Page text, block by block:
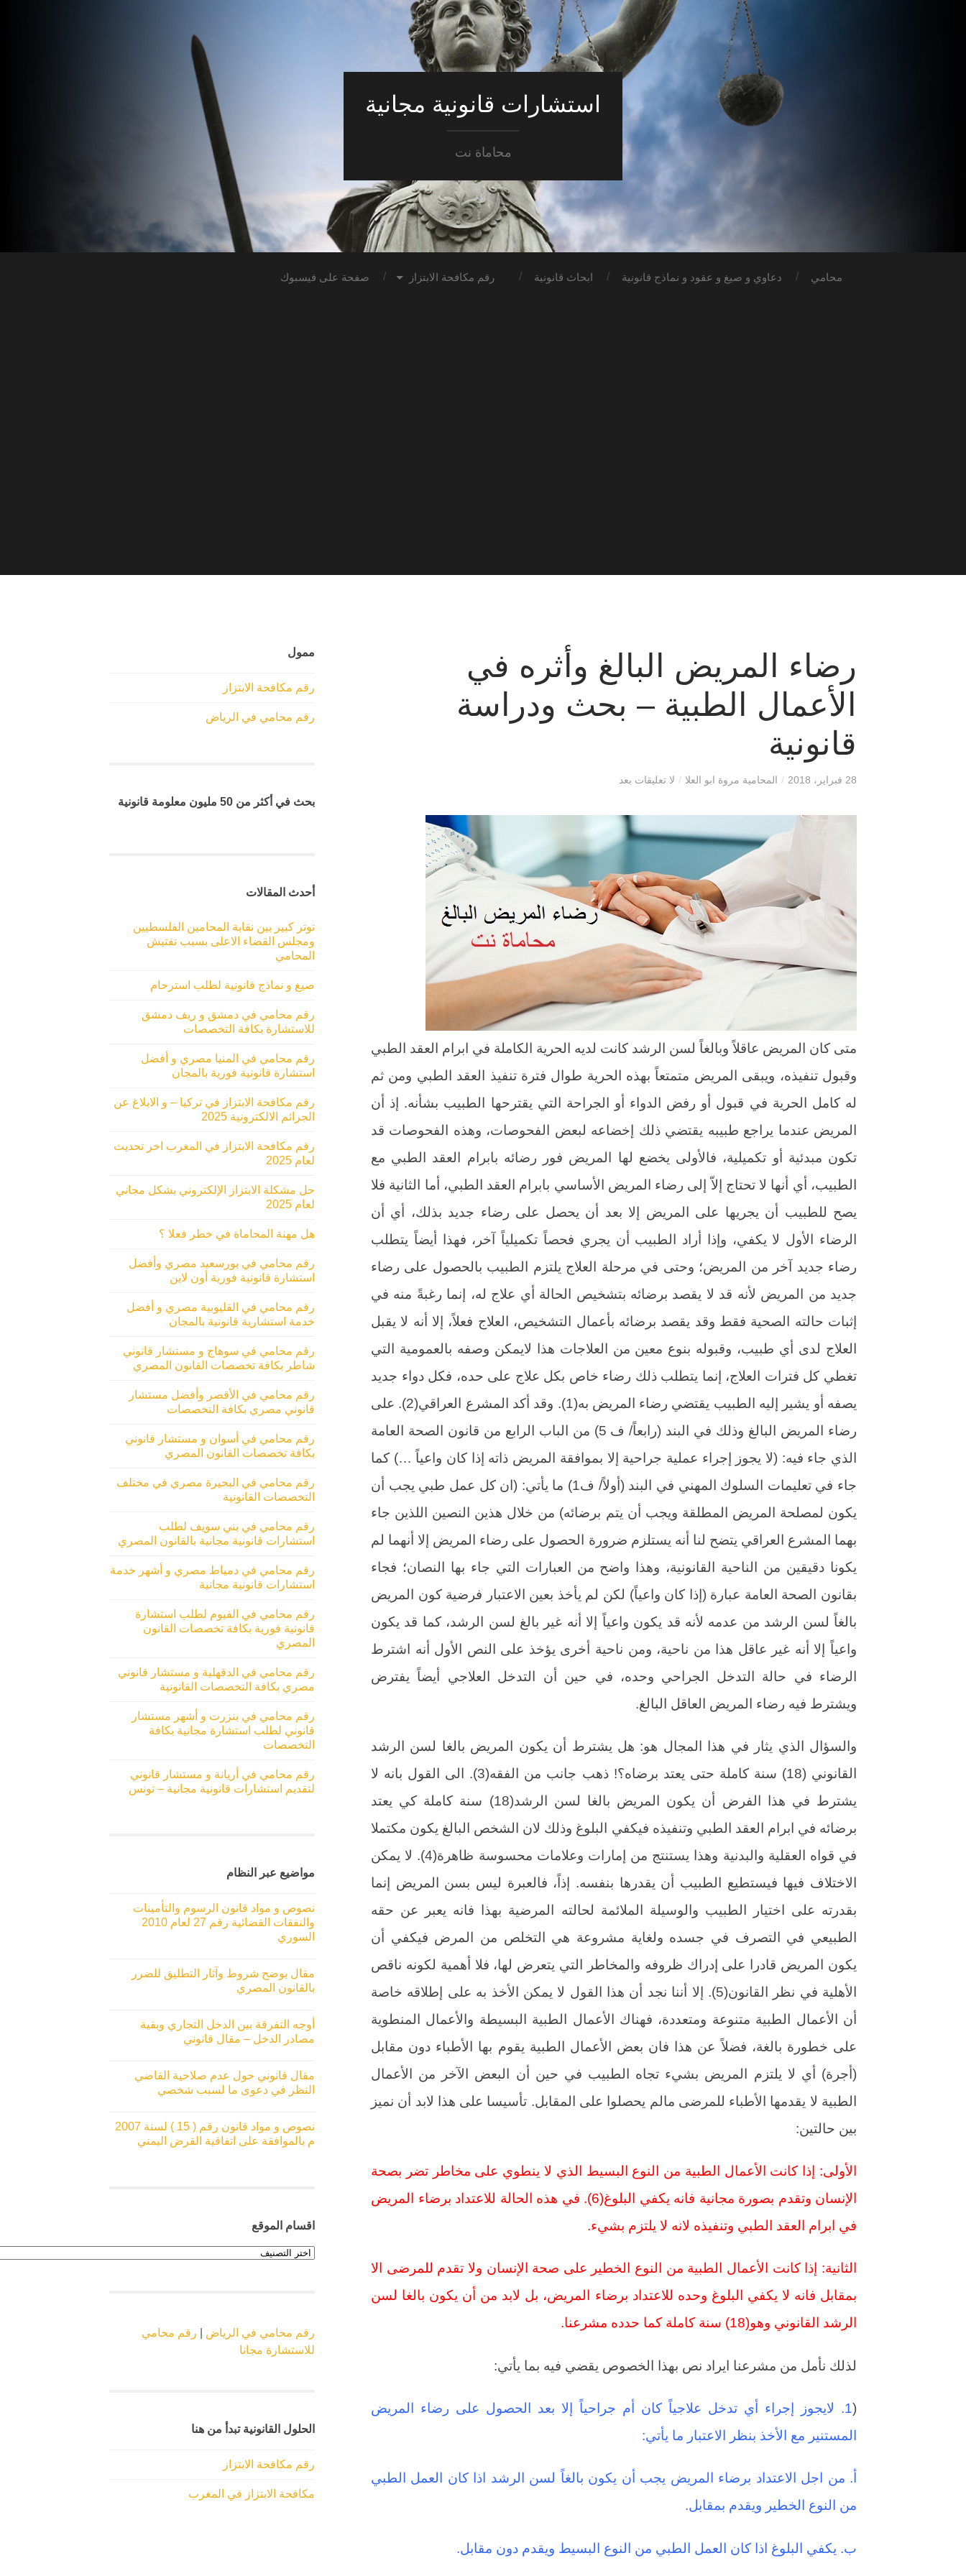
استشارات قانونية مجانية
محاماة نت
محامي دعاوي و صيغ و عقود و نماذج قانونية ابحاث قانونية رقم مكافحة الابتزاز صفحة على فيسبوك
رضاء المريض البالغ وأثره في
الأعمال الطبية – بحث ودراسة
قانونية
28 فبراير، 2018 / المحامية مروة ابو العلا / لا تعليقات بعد
متى كان المريض عاقلاً وبالغاً لسن الرشد كانت لديه الحرية الكاملة في ابرام العقد الطبي
وقبول تنفيذه، ويبقى المريض متمتعاً بهذه الحرية طوال فترة تنفيذ العقد الطبي ومن ثم
له كامل الحرية في قبول أو رفض الدواء أو الجراحة التي يقترحها الطبيب بشأنه. إذ أن
المريض عندما يراجع طبيبه يقتضي ذلك إخضاعه لبعض الفحوصات، وهذه الفحوصات قد
تكون مبدئية أو تكميلية، فالأولى يخضع لها المريض فور رضائه بابرام العقد الطبي مع
الطبيب، أي أنها لا تحتاج إلاّ إلى رضاء المريض الأساسي بابرام العقد الطبي، أما الثانية فلا
يصح للطبيب أن يجريها على المريض إلا بعد أن يحصل على رضاء جديد بذلك، أي أن
الرضاء الأول لا يكفي، وإذا أراد الطبيب أن يجري فحصاً تكميلياً آخر، فهذا أيضاً يتطلب
رضاء جديد آخر من المريض؛ وحتى في مرحلة العلاج يلتزم الطبيب بالحصول على رضاء
جديد من المريض لأنه قد لا يقصد برضائه بتشخيص الحالة أي علاج له، إنما رغبةً منه في
إثبات حالته الصحية فقط وقد يقصد برضائه بأعمال التشخيص، العلاج فعلاً، إلا أنه لا يقبل
العلاج لدى أي طبيب، وقبوله بنوع معين من العلاجات هذا لايمكن وصفه بالعمومية التي
تغطي كل فترات العلاج، إنما يتطلب ذلك رضاء خاص بكل علاج على حده، فكل دواء جديد
يصفه أو يشير إليه الطبيب يقتضي رضاء المريض به(1). وقد أكد المشرع العراقي(2). على
رضاء المريض البالغ وذلك في البند (رابعاً/ ف 5) من الباب الرابع من قانون الصحة العامة
الذي جاء فيه: (لا يجوز إجراء عملية جراحية إلا بموافقة المريض ذاته إذا كان واعياً …) كما
جاء في تعليمات السلوك المهني في البند (أولاً/ ف1) ما يأتي: (ان كل عمل طبي يجب أن
يكون لمصلحة المريض المطلقة ويجب أن يتم برضائه) من خلال هذين النصين اللذين جاء
بهما المشرع العراقي يتضح لنا أنه يستلزم ضرورة الحصول على رضاء المريض إلا أنهما لم
يكونا دقيقين من الناحية القانونية، وهذا واضح من العبارات التي جاء بها النصان؛ فجاء
بقانون الصحة العامة عبارة (إذا كان واعياً) لكن لم يأخذ بعين الاعتبار فرضية كون المريض
بالغاً لسن الرشد من عدمه لأنه قد يكون واعياً إلا أنه غير بالغ لسن الرشد، كما قد يكون
واعياً إلا أنه غير عاقل هذا من ناحية، ومن ناحية أخرى يؤخذ على النص الأول أنه اشترط
الرضاء في حالة التدخل الجراحي وحده، في حين أن التدخل العلاجي أيضاً يفترض
ويشترط فيه رضاء المريض العاقل البالغ.
والسؤال الذي يثار في هذا المجال هو: هل يشترط أن يكون المريض بالغا لسن الرشد
القانوني (18) سنة كاملة حتى يعتد برضاه؟! ذهب جانب من الفقه(3). الى القول بانه لا
يشترط في هذا الفرض أن يكون المريض بالغا لسن الرشد(18) سنة كاملة كي يعتد
برضائه في ابرام العقد الطبي وتنفيذه فيكفي البلوغ وذلك لان الشخص البالغ يكون مكتملا
في قواه العقلية والبدنية وهذا يستنتج من إمارات وعلامات محسوسة ظاهرة(4). لا يمكن
الاختلاف فيها فيستطيع الطبيب أن يقدرها بنفسه. إذاً، فالعبرة ليس بسن المريض إنما
بقدرته على اختيار الطبيب والوسيلة الملائمة لحالته المرضية بهذا فانه يعبر عن حقه
الطبيعي في التصرف في جسده ولغاية مشروعة هي التخلص من المرض فيكفي أن
يكون المريض قادرا على إدراك ظروفه والمخاطر التي يتعرض لها، فلا أهمية لكونه ناقص
الأهلية في نظر القانون(5). إلا أننا نجد أن هذا القول لا يمكن الأخذ به على إطلاقه خاصة
أن الأعمال الطبية متنوعة ومتعددة، فهناك الأعمال الطبية البسيطة والأعمال المنطوية
على خطورة بالغة، فضلاً عن هذا فان بعض الأعمال الطبية يقوم بها الأطباء دون مقابل
(أجرة) أي لا يلتزم المريض بشيء تجاه الطبيب في حين أن البعض الآخر من الأعمال
الطبية لا يقدمها الأطباء للمرضى مالم يحصلوا على المقابل. تأسيسا على هذا لابد أن نميز
بين حالتين:
الأولى: إذا كانت الأعمال الطبية من النوع البسيط الذي لا ينطوي على مخاطر تضر بصحة
الإنسان وتقدم بصورة مجانية فانه يكفي البلوغ(6). في هذه الحالة للاعتداد برضاء المريض
في ابرام العقد الطبي وتنفيذه لانه لا يلتزم بشيء.
الثانية: إذا كانت الأعمال الطبية من النوع الخطير على صحة الإنسان ولا تقدم للمرضى الا
بمقابل فانه لا يكفي البلوغ وحده للاعتداد برضاء المريض، بل لابد من أن يكون بالغا لسن
الرشد القانوني وهو(18) سنة كاملة كما حدده مشرعنا.
لذلك نأمل من مشرعنا ايراد نص بهذا الخصوص يقضي فيه بما يأتي:
( 1. لايجوز إجراء أي تدخل علاجياً كان أم جراحياً إلا بعد الحصول على رضاء المريض
المستنير مع الأخذ بنظر الاعتبار ما يأتي:
أ. من اجل الاعتداد برضاء المريض يجب أن يكون بالغاً لسن الرشد اذا كان العمل الطبي
من النوع الخطير ويقدم بمقابل.
ب. يكفي البلوغ اذا كان العمل الطبي من النوع البسيط ويقدم دون مقابل.
ممول
رقم مكافحة الابتزاز
رقم محامي في الرياض
بحث في أكثر من 50 مليون معلومة قانونية
أحدث المقالات
توتر كبير بين نقابة المحامين الفلسطيين
ومجلس القضاء الاعلى بسبب تفتيش
المحامي
صيغ و نماذج قانونية لطلب استرحام
رقم محامي في دمشق و ريف دمشق
للاستشارة بكافة التخصصات
رقم محامي في المنيا مصري و أفضل
استشارة قانونية فورية بالمجان
رقم مكافحة الابتزاز في تركيا – و الابلاغ عن
الجرائم الالكترونية 2025
رقم مكافحة الابتزاز في المغرب اخر تحديث
لعام 2025
حل مشكلة الابتزاز الإلكتروني بشكل مجاني
لعام 2025
هل مهنة المحاماة في خطر فعلا ؟
رقم محامي في بورسعيد مصري وأفضل
استشارة قانونية فورية أون لاين
رقم محامي في القليوبية مصري و أفضل
خدمة استشارية قانونية بالمجان
رقم محامي في سوهاج و مستشار قانوني
شاطر بكافة تخصصات القانون المصري
رقم محامي في الأقصر وأفضل مستشار
قانوني مصري بكافة التخصصات
رقم محامي في أسوان و مستشار قانوني
بكافة تخصصات القانون المصري
رقم محامي في البحيرة مصري في مختلف
التخصصات القانونية
رقم محامي في بني سويف لطلب
استشارات قانونية مجانية بالقانون المصري
رقم محامي في دمياط مصري و أشهر خدمة
استشارات قانونية مجانية
رقم محامي في الفيوم لطلب استشارة
قانونية فورية بكافة تخصصات القانون
المصري
رقم محامي في الدقهلية و مستشار قانوني
مصري بكافة التخصصات القانونية
رقم محامي في بنزرت و أشهر مستشار
قانوني لطلب استشارة مجانية بكافة
التخصصات
رقم محامي في أريانة و مستشار قانوني
لتقديم استشارات قانونية مجانية – تونس
مواضيع عبر النظام
نصوص و مواد قانون الرسوم والتأمينات
والنفقات القضائية رقم 27 لعام 2010
السوري
مقال يوضح شروط وآثار التطليق للضرر
بالقانون المصري
أوجه التفرقة بين الدخل التجاري وبقية
مصادر الدخل – مقال قانوني
مقال قانوني حول عدم صلاحية القاضي
النظر في دعوى ما لسبب شخصي
نصوص و مواد قانون رقم ( 15 ) لسنة 2007
م بالموافقة على اتفاقية القرض اليمني
اقسام الموقع
اقسام
الموقع
رقم محامي في الرياض
رقم محامي
للاستشارة مجانا
الحلول القانونية تبدأ من هنا
رقم مكافحة الابتزاز
مكافحة الابتزاز في المغرب